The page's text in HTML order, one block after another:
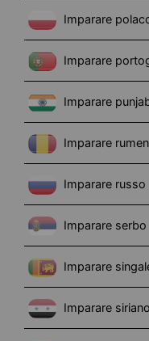
Imparare
Imparare
Imparare
Imparare
Imparare russo
Imparare serbo
Imparare
Imparare siriano